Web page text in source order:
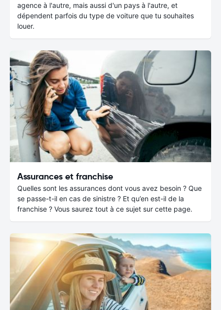
agence à l'autre, mais aussi d'un pays à l'autre, et
dépendent parfois du type de voiture que tu souhaites
louer.
Assurances et franchise
Quelles sont les assurances dont vous avez besoin ? Que
se passe-t-il en cas de sinistre ? Et qu’en est-il de la
franchise ? Vous saurez tout à ce sujet sur cette page.